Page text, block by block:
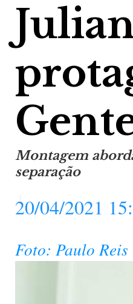
Montagem
separação
20/04/2021
Foto: Paulo Reis